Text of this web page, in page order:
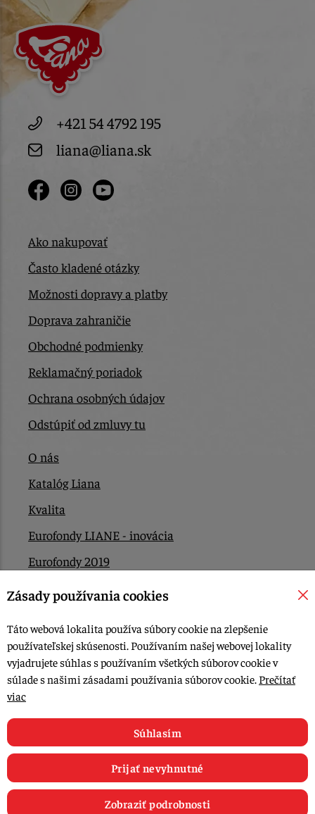
+421 54 4792 195
liana@liana.sk
Ako nakupovať
Často kladené otázky
Možnosti dopravy a platby
Doprava zahraničie
Obchodné podmienky
Reklamačný poriadok
Ochrana osobných údajov
Odstúpiť od zmluvy tu
O nás
Katalóg Liana
Kvalita
Eurofondy LIANE - inovácia
Eurofondy 2019
Eurofondy 2022/2023
Kontakt
© 2015-2026, LIANA GOLIAŠ s.r.o. všetky práva vyhradené.
Upraviť nastavenia Cookies
Zásady používania cookies
Táto webová lokalita používa súbory cookie na zlepšenie
používateľskej skúsenosti. Používaním našej webovej lokality
vyjadrujete súhlas s používaním všetkých súborov cookie v
súlade s našimi zásadami používania súborov cookie. Prečítať
viac
Súhlasím
Prijať nevyhnutné
Zobraziť podrobnosti